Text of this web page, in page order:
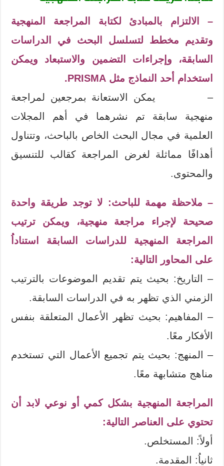
– الالتزام بالمبادئ لكتابة المراجعة المنهجية
وتقديم مخطط لتسلسل البحث في الدراسات
السابقة، وإجراءات التضمين والاستبعاد ويمكن
استخدام أحد النماذج مثل PRISMA.
– يمكن الاستعانة بمرجعين لمراجعة
منهجية سابقة تم نشرهما في أهم المجلات
العلمية في مجال البحث الخاص بالباحث، وتتناول
أهدافًا مماثلة لغرض المراجعة كقالب للتنسيق
والمحتوى.
– ملاحظة مهمة للباحث: لا توجد طريقة واحدة
صحيحة لإجراء مراجعة منهجية، ويمكن ترتيب
المراجعة المنهجية للدراسات السابقة استناداُ
على المحاور التالية:
– التاريخ: بحيث يتم تقديم الموضوعات بالترتيب
الزمني الذي تظهر به في الدراسات السابقة.
– المفاهيم: بحيث تظهر الأعمال المتعلقة بنفس
الأفكار معًا.
– المنهج: بحيث يتم تجميع الأعمال التي تستخدم
مناهج متشابهة معًا.
المراجعة المنهجية بشكل كمي أو نوعي لابد أن
تحتوي على العناصر التالية:
أولاً: المستخلص.
ثانياُ: المقدمة.